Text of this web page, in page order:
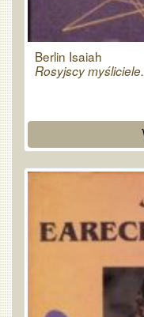
Berlin Isaiah
Rosyjscy myśliciele.